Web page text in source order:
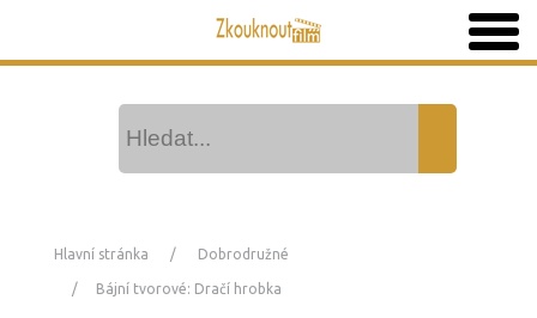
Hlavní stránka Dobrodružné
Bájní tvorové: Dračí hrobka